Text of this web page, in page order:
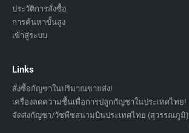
ประวัติการสั่งซื้อ
การค้นหาขั้นสูง
เข้าสู่ระบบ
Links
สั่งซื้อกัญชาในปริมาณขายส่ง!
เครื่องลดความชื้นเพื่อการปลูกกัญชาในประเทศไทย!
จัดส่งกัญชา/วัชพืชสนามบินประเทศไทย (สุวรรณภูมิ)